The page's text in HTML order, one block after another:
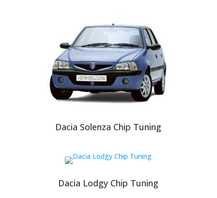
Dacia Solenza Chip Tuning
Dacia Lodgy Chip Tuning